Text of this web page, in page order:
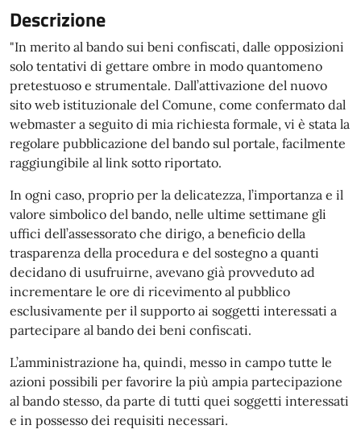
Descrizione
"In merito al bando sui beni confiscati, dalle opposizioni
solo tentativi di gettare ombre in modo quantomeno
pretestuoso e strumentale. Dall’attivazione del nuovo
sito web istituzionale del Comune, come confermato dal
webmaster a seguito di mia richiesta formale, vi è stata la
regolare pubblicazione del bando sul portale, facilmente
raggiungibile al link sotto riportato.
In ogni caso, proprio per la delicatezza, l’importanza e il
valore simbolico del bando, nelle ultime settimane gli
uffici dell’assessorato che dirigo, a beneficio della
trasparenza della procedura e del sostegno a quanti
decidano di usufruirne, avevano già provveduto ad
incrementare le ore di ricevimento al pubblico
esclusivamente per il supporto ai soggetti interessati a
partecipare al bando dei beni confiscati.
L’amministrazione ha, quindi, messo in campo tutte le
azioni possibili per favorire la più ampia partecipazione
al bando stesso, da parte di tutti quei soggetti interessati
e in possesso dei requisiti necessari.